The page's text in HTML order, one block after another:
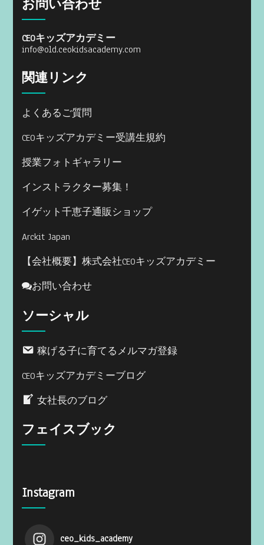
お問い合わせ
CEOキッズアカデミー
info@old.ceokidsacademy.com
関連リンク
よくあるご質問
CEOキッズアカデミー受講生規約
授業フォトギャラリー
インストラクター募集！
イゲット千恵子通販ショップ
Arckit Japan
【会社概要】株式会社CEOキッズアカデミー
お問い合わせ
ソーシャル
稼げる子に育てるメルマガ登録
CEOキッズアカデミーブログ
女社長のブログ
フェイスブック
Instagram
ceo_kids_academy